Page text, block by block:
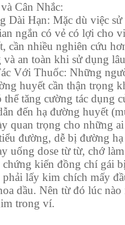
Cân Nhắc:
Dài Hạn: Mặc dù việc sử
ngắn có vẻ có lợi cho
cần nhiều nghiên cứu
và an toàn khi sử dụng
Với Thuốc: Những
huyết cần thận trọng
tăng cường tác dụng
đến hạ đường huyết
quan trọng cho những
đường, dễ bị đường
uống dose từ từ, chớ
kiến đồng chí gái
lấy kim chích mấy
dầu. Nên từ đó lúc
trong ví.